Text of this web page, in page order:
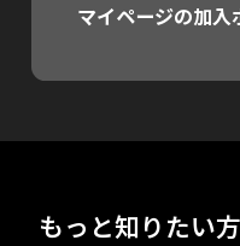
マイページの加
もっと知りたい